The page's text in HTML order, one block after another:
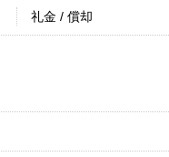
礼金 / 償却